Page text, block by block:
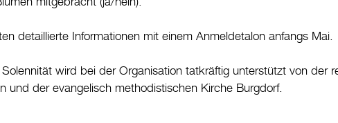
detaillierte Informationen mit einem Anmeldetalon anfangs Mai.
wird bei der Organisation tatkräftig unterstützt von der
und der evangelisch methodistischen Kirche Burgdorf.